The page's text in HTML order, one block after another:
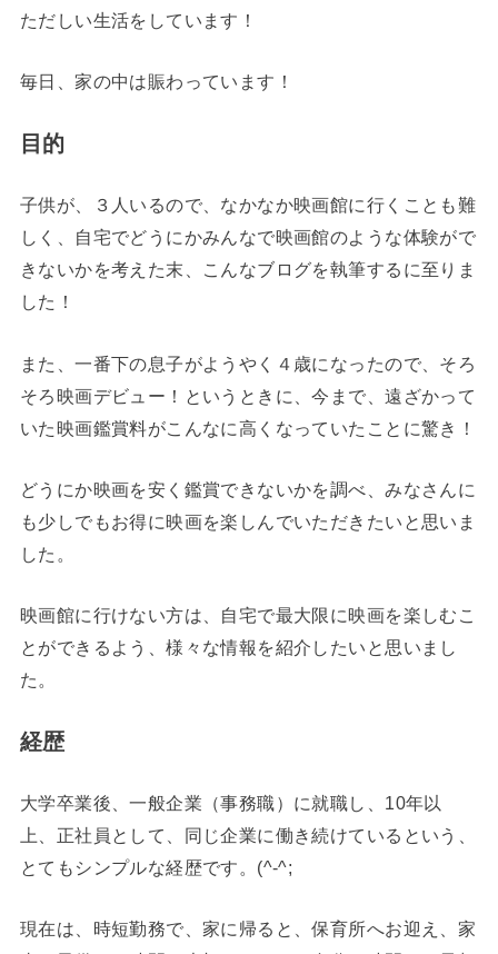
ただしい生活をしています！
毎日、家の中は賑わっています！
目的
子供が、３人いるので、なかなか映画館に行くことも難
しく、自宅でどうにかみんなで映画館のような体験がで
きないかを考えた末、こんなブログを執筆するに至りま
した！
また、一番下の息子がようやく４歳になったので、そろ
そろ映画デビュー！というときに、今まで、遠ざかって
いた映画鑑賞料がこんなに高くなっていたことに驚き！
どうにか映画を安く鑑賞できないかを調べ、みなさんに
も少しでもお得に映画を楽しんでいただきたいと思いま
した。
映画館に行けない方は、自宅で最大限に映画を楽しむこ
とができるよう、様々な情報を紹介したいと思いまし
た。
経歴
大学卒業後、一般企業（事務職）に就職し、10年以
上、正社員として、同じ企業に働き続けているという、
とてもシンプルな経歴です。(^-^;
現在は、時短勤務で、家に帰ると、保育所へお迎え、家